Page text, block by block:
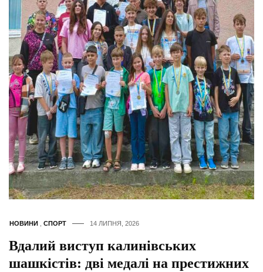
НОВИНИ СПОРТ 14 ЛИПНЯ, 2026
Вдалий виступ калинівських
шашкістів: дві медалі на престижних